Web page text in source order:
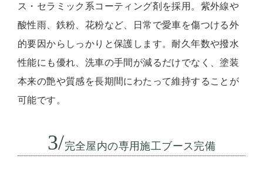
ス・セラミック系コーティング剤を採用。紫外線や
酸性雨、鉄粉、花粉など、日常で愛車を傷つける外
的要因からしっかりと保護します。耐久年数や撥水
性能にも優れ、洗車の手間が減るだけでなく、塗装
本来の艶や質感を長期間にわたって維持することが
可能です。
3/完全屋内の専用施工ブース完備